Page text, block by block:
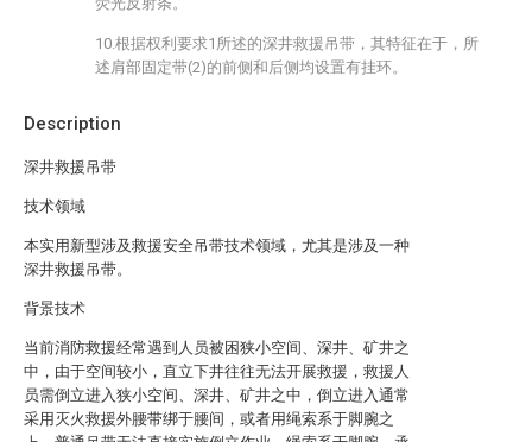
Description
深井救援吊带
技术领域
本实用新型涉及救援安全吊带技术领域，尤其是涉及一种
深井救援吊带。
背景技术
当前消防救援经常遇到人员被困狭小空间、深井、矿井之
中，由于空间较小，直立下井往往无法开展救援，救援人
员需倒立进入狭小空间、深井、矿井之中，倒立进入通常
采用灭火救援外腰带绑于腰间，或者用绳索系于脚腕之
10.根据权利要求1所述的深井救援吊带，其特征在于，所
述肩部固定带(2)的前侧和后侧均设置有挂环。